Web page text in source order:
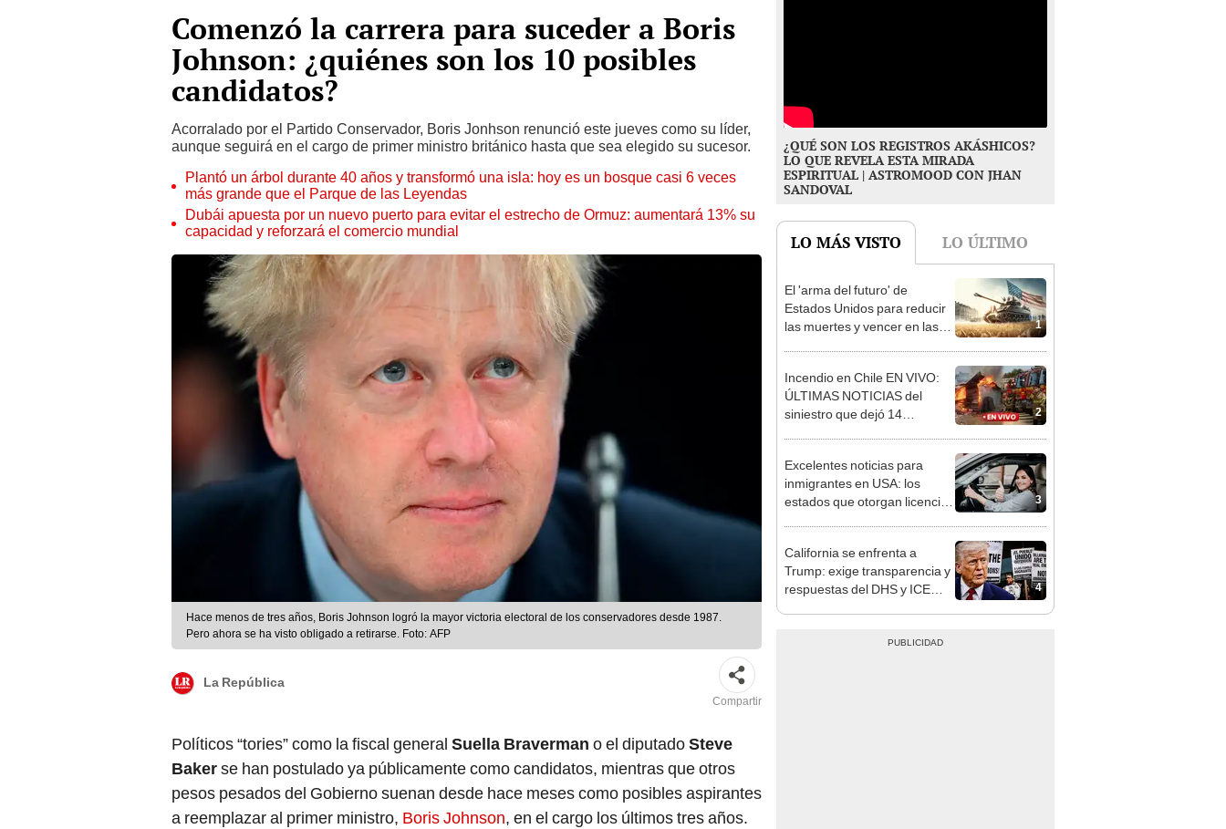
Comenzó la carrera para suceder a Boris
Johnson: ¿quiénes son los 10 posibles
candidatos?
Acorralado por el Partido Conservador, Boris Jonhson renunció este jueves como su líder,
aunque seguirá en el cargo de primer ministro británico hasta que sea elegido su sucesor.
Plantó un árbol durante 40 años y transformó una isla: hoy es un bosque casi 6 veces
más grande que el Parque de las Leyendas
Dubái apuesta por un nuevo puerto para evitar el estrecho de Ormuz: aumentará 13% su
capacidad y reforzará el comercio mundial
Hace menos de tres años, Boris Johnson logró la mayor victoria electoral de los conservadores desde 1987.
Pero ahora se ha visto obligado a retirarse. Foto: AFP
La República
Compartir
Políticos “tories” como la fiscal general Suella Braverman o el diputadoSteve
Bakerse han postulado ya públicamente como candidatos, mientras que otros
pesos pesados del Gobierno suenan desde hace meses como posibles aspirantes
a reemplazar al primer ministro, Boris Johnson, en el cargo los últimos tres años.
¿QUÉ SON LOS REGISTROS AKÁSHICOS?
LO QUE REVELA ESTA MIRADA
ESPIRITUAL | ASTROMOOD CON JHAN
SANDOVAL
LO MÁS VISTO LO ÚLTIMO
1
El 'arma del futuro' de
Estados Unidos para reducir
las muertes y vencer en las
2
Incendio en Chile EN VIVO:
ÚLTIMAS NOTICIAS del
siniestro que dejó 14
3
Excelentes noticias para
inmigrantes en USA: los
estados que otorgan licencias
4
California se enfrenta a
Trump: exige transparencia y
respuestas del DHS y ICE